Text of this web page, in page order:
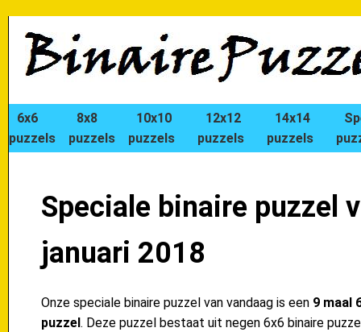
6x6
puzzels
8x8
puzzels
10x10
puzzels
12x12
puzzels
14x14
puzzels
Speciale binaire puzzel
januari 2018
Onze speciale binaire puzzel van vandaag is een 9 maal
puzzel. Deze puzzel bestaat uit negen 6x6 binaire